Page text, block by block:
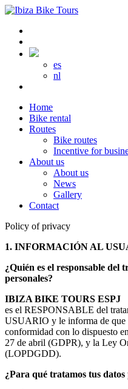
es
nl
Home
Bike rental
Routes
Bike routes
Incentive for
About us
About us
News
Gallery
Contact
Policy of privacy
1. INFORMACIÓN AL
¿Quién es el responsable del
personales?
IBIZA BIKE TOURS ESPJ
es el RESPONSABLE del
USUARIO y le informa de que
conformidad con lo dispuesto
27 de abril (GDPR), y la Ley
(LOPDGDD).
¿Para qué tratamos tus